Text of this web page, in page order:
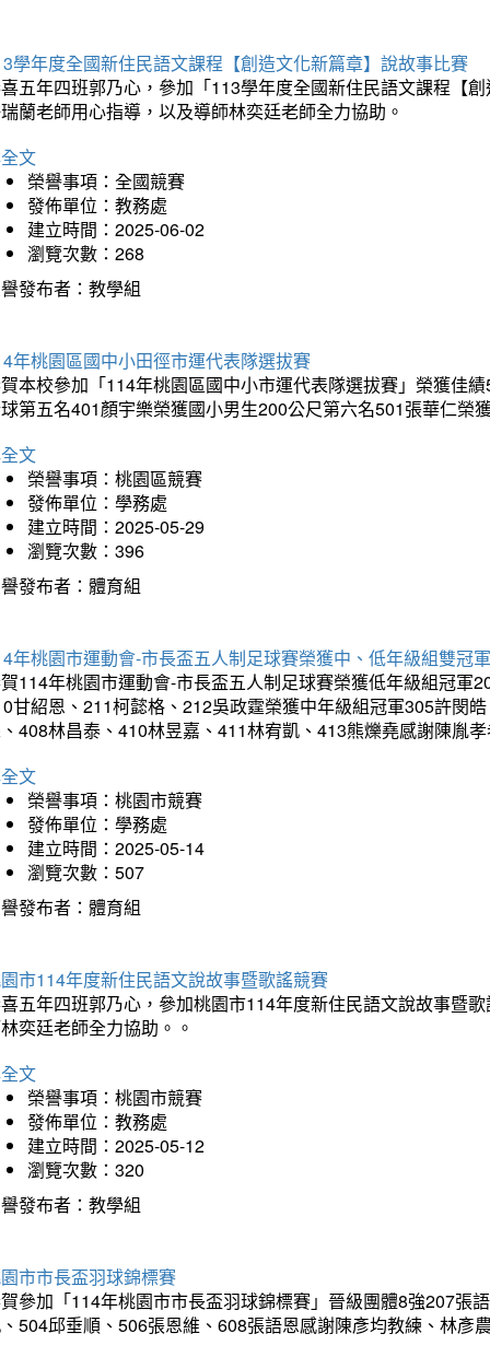
學年度全國新住民語文課程【創造文化新篇章】說故事比賽
五年四班郭乃心，參加「113學年度全國新住民語文課程【
蘭老師用心指導，以及導師林奕廷老師全力協助。
文
榮譽事項：全國競賽
發佈單位：教務處
建立時間：2025-06-02
瀏覽次數：268
發布者：教學組
年桃園區國中小田徑市運代表隊選拔賽
本校參加「114年桃園區國中小市運代表隊選拔賽」榮獲佳
第五名401顏宇樂榮獲國小男生200公尺第六名501張華仁
文
榮譽事項：桃園區競賽
發佈單位：學務處
建立時間：2025-05-29
瀏覽次數：396
發布者：體育組
年桃園市運動會-市長盃五人制足球賽榮獲中、低年級組雙冠軍
114年桃園市運動會-市長盃五人制足球賽榮獲低年級組冠
甘紹恩、211柯懿格、212吳政霆榮獲中年級組冠軍305許閔
408林昌泰、410林昱嘉、411林宥凱、413熊爍堯感謝陳胤
文
榮譽事項：桃園市競賽
發佈單位：學務處
建立時間：2025-05-14
瀏覽次數：507
發布者：體育組
市114年度新住民語文說故事暨歌謠競賽
五年四班郭乃心，參加桃園市114年度新住民語文說故事暨
奕廷老師全力協助。。
文
榮譽事項：桃園市競賽
發佈單位：教務處
建立時間：2025-05-12
瀏覽次數：320
發布者：教學組
市市長盃羽球錦標賽
參加「114年桃園市市長盃羽球錦標賽」晉級團體8強207張
504邱垂順、506張恩維、608張語恩感謝陳彥均教練、林彥